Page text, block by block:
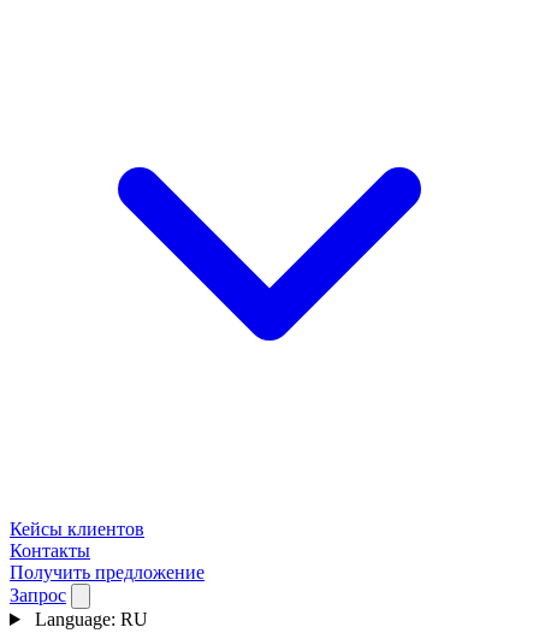
Кейсы клиентов
Контакты
Получить предложение
Запрос
Language: RU